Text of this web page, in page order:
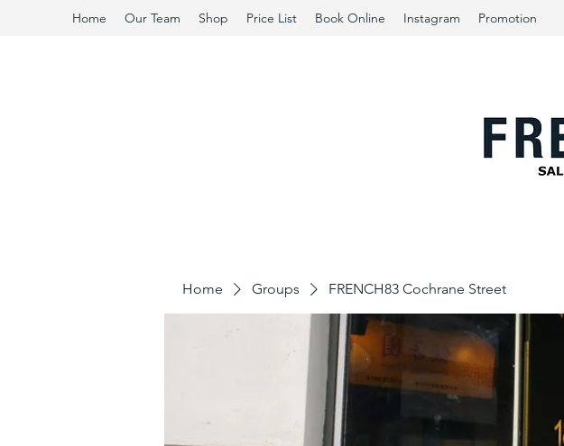
Home Our Team Shop Price List Book Online Instagram Promotion
Home Groups FRENCH83 Cochrane Street